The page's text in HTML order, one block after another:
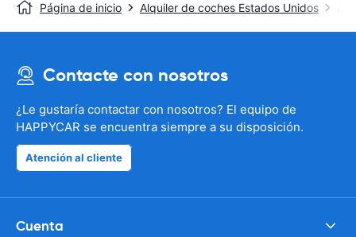
Página de inicio Alquiler de coches Estados Unidos
Contacte con nosotros
¿Le gustaría contactar con nosotros? El equipo de
HAPPYCAR se encuentra siempre a su disposición.
Atención al cliente
Cuenta